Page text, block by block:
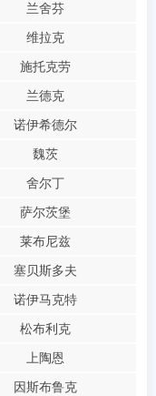
兰舍芬
维拉克
施托克劳
兰德克
诺伊希德尔
魏茨
舍尔丁
萨尔茨堡
莱布尼兹
塞贝斯多夫
诺伊马克特
松布利克
上陶恩
因斯布鲁克